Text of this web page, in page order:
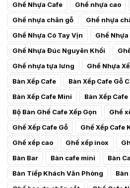
Ghế Nhựa Cafe
Ghế nhựa cao
Ghế nhựa chân gỗ
Ghế nhựa
Ghế Nhựa Có Tay Vịn
Ghế
Ghế Nhựa Đúc Nguyên Khối
Ghế nhựa tựa lưng
Ghế Nhựa
Bàn Xếp Cafe
Bàn Xếp Cafe Gỗ
Bàn Xếp Cafe Mini
Bàn Xếp Cafe
Bộ Bàn Ghế Cafe Xếp Gọn
Ghế
Ghế Xếp Cafe Gỗ
Ghế Xếp Cafe
Ghế xếp cao
Ghế xếp inox
Bàn Bar
Bàn cafe mini Bàn
Bàn Tiếp Khách Văn Phòng